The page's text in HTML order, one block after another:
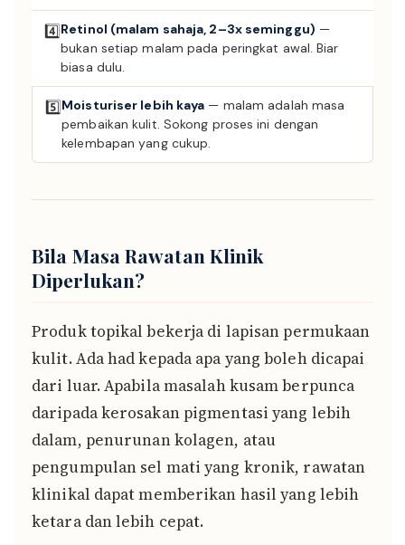
4️⃣Retinol (malam sahaja, 2–3x seminggu) —
bukan setiap malam pada peringkat awal. Biar
biasa dulu.
5️⃣Moisturiser lebih kaya — malam adalah masa
pembaikan kulit. Sokong proses ini dengan
kelembapan yang cukup.
Bila Masa Rawatan Klinik
Diperlukan?
Produk topikal bekerja di lapisan permukaan
kulit. Ada had kepada apa yang boleh dicapai
dari luar. Apabila masalah kusam berpunca
daripada kerosakan pigmentasi yang lebih
dalam, penurunan kolagen, atau
pengumpulan sel mati yang kronik, rawatan
klinikal dapat memberikan hasil yang lebih
ketara dan lebih cepat.